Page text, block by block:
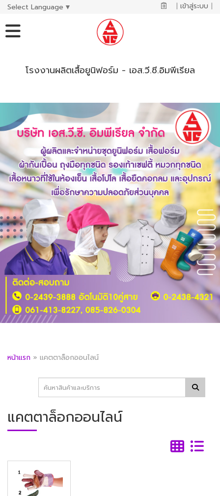
Select Language ▼ | เข้าสู่ระบบ |
โรงงานผลิตเสื้อยูนิฟอร์ม - เอส.วี.ซี.อิมพีเรียล
หน้าแรก » แคตตาล็อกออนไลน์
แคตตาล็อกออนไลน์